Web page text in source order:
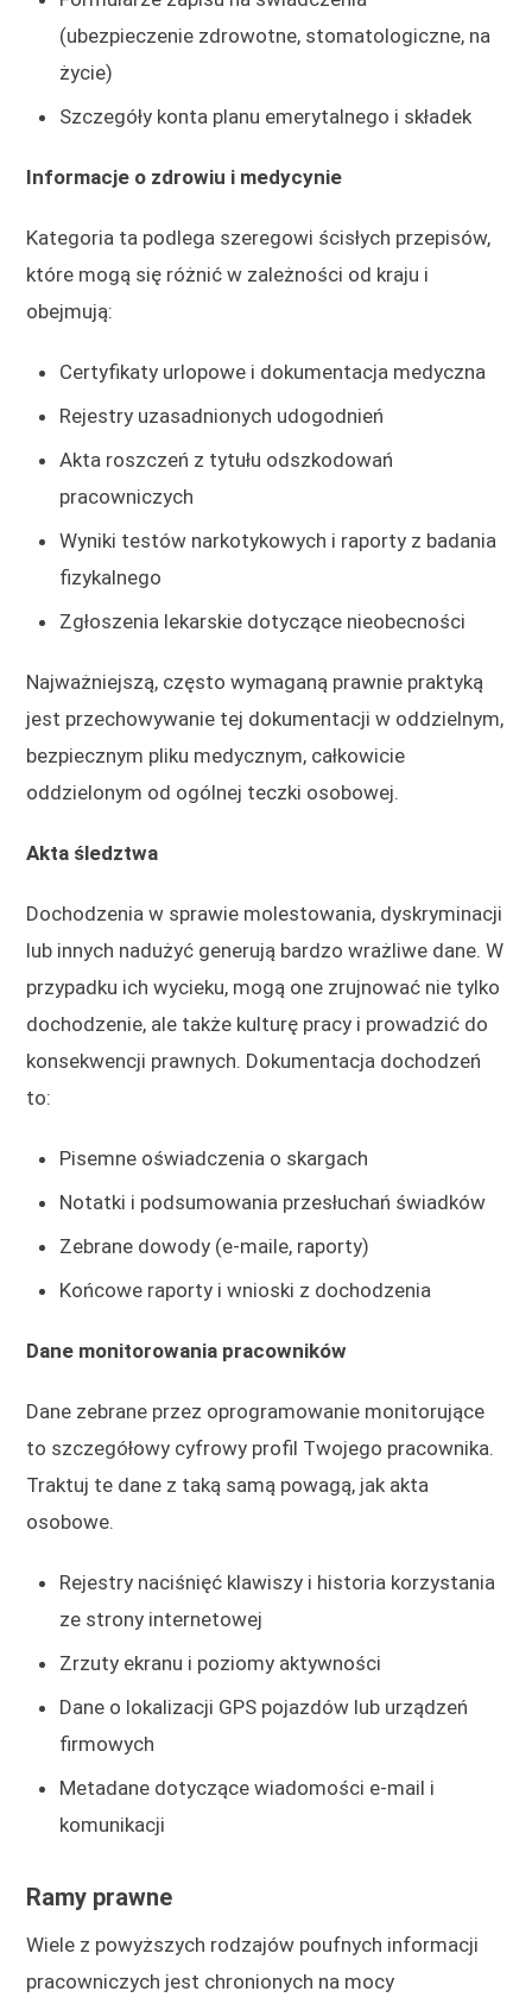
(ubezpieczenie zdrowotne, stomatologiczne, na
życie)
Szczegóły konta planu emerytalnego i składek
Informacje o zdrowiu i medycynie
Kategoria ta podlega szeregowi ścisłych przepisów,
które mogą się różnić w zależności od kraju i
obejmują:
Certyfikaty urlopowe i dokumentacja medyczna
Rejestry uzasadnionych udogodnień
Akta roszczeń z tytułu odszkodowań
pracowniczych
Wyniki testów narkotykowych i raporty z badania
fizykalnego
Zgłoszenia lekarskie dotyczące nieobecności
Najważniejszą, często wymaganą prawnie praktyką
jest przechowywanie tej dokumentacji w oddzielnym,
bezpiecznym pliku medycznym, całkowicie
oddzielonym od ogólnej teczki osobowej.
Akta śledztwa
Dochodzenia w sprawie molestowania, dyskryminacji
lub innych nadużyć generują bardzo wrażliwe dane. W
przypadku ich wycieku, mogą one zrujnować nie tylko
dochodzenie, ale także kulturę pracy i prowadzić do
konsekwencji prawnych. Dokumentacja dochodzeń
to:
Pisemne oświadczenia o skargach
Notatki i podsumowania przesłuchań świadków
Zebrane dowody (e-maile, raporty)
Końcowe raporty i wnioski z dochodzenia
Dane monitorowania pracowników
Dane zebrane przez oprogramowanie monitorujące
to szczegółowy cyfrowy profil Twojego pracownika.
Traktuj te dane z taką samą powagą, jak akta
osobowe.
Rejestry naciśnięć klawiszy i historia korzystania
ze strony internetowej
Zrzuty ekranu i poziomy aktywności
Dane o lokalizacji GPS pojazdów lub urządzeń
firmowych
Metadane dotyczące wiadomości e-mail i
komunikacji
Ramy prawne
Wiele z powyższych rodzajów poufnych informacji
pracowniczych jest chronionych na mocy